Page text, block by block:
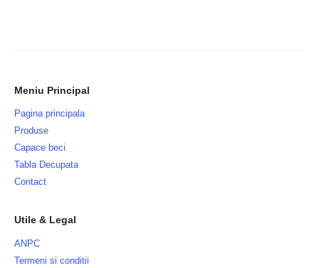
Meniu Principal
Pagina principala
Produse
Capace beci
Tabla Decupata
Contact
Utile & Legal
ANPC
Termeni si conditii